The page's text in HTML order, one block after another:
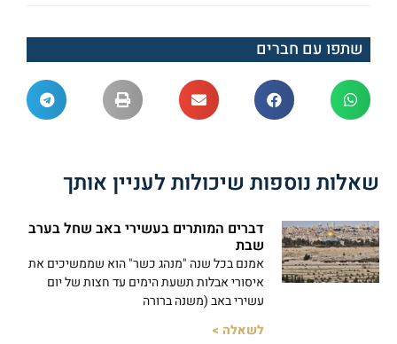
שתפו עם חברים
שאלות נוספות שיכולות לעניין אותך
דברים המותרים בעשירי באב שחל בערב
שבת
אמנם בכל שנה "מנהג כשר" הוא שממשיכים את
איסורי אבלות תשעת הימים עד חצות של יום
עשירי באב (משנה ברורה
לשאלה >